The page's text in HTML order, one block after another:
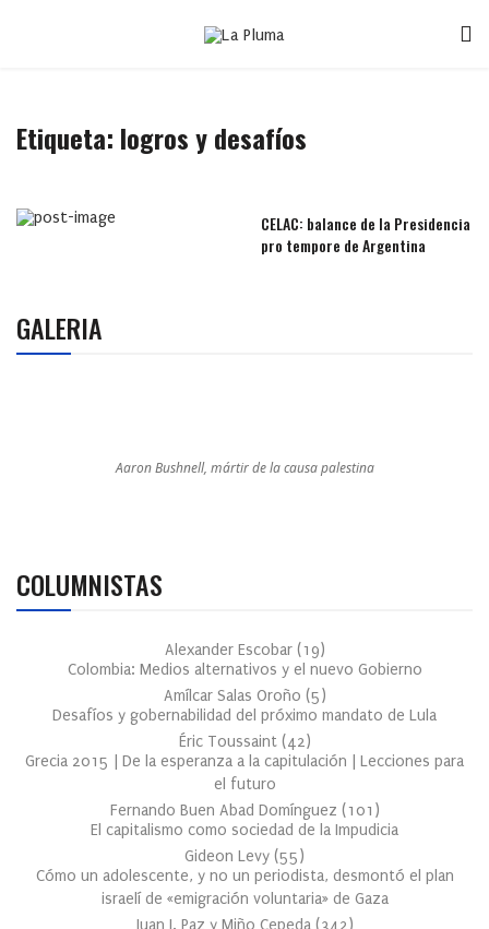
Etiqueta: logros y desafíos
CELAC: balance de la Presidencia
pro tempore de Argentina
GALERIA
Aaron Bushnell, mártir de la causa palestina
COLUMNISTAS
Alexander Escobar (19)
Colombia: Medios alternativos y el nuevo Gobierno
Amílcar Salas Oroño (5)
Desafíos y gobernabilidad del próximo mandato de Lula
Éric Toussaint (42)
Grecia 2015 | De la esperanza a la capitulación | Lecciones para
el futuro
Fernando Buen Abad Domínguez (101 )
El capitalismo como sociedad de la Impudicia
Gideon Levy (55)
Cómo un adolescente, y no un periodista, desmontó el plan
israelí de «emigración voluntaria» de Gaza
Juan J. Paz y Miño Cepeda (342)